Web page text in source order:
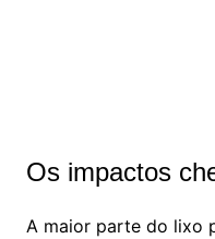
Os impactos
A maior parte do lixo